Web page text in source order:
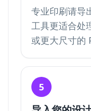
专业印刷请导
工具更适合处
或更大尺寸的
5